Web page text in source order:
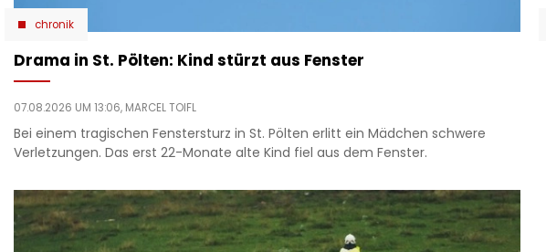
chronik
Drama in St. Pölten: Kind stürzt aus Fenster
07.08.2026 UM 13:06, MARCEL TOIFL
Bei einem tragischen Fenstersturz in St. Pölten erlitt ein Mädchen schwere
Verletzungen. Das erst 22-Monate alte Kind fiel aus dem Fenster.